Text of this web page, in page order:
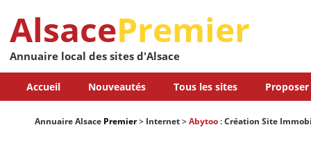
AlsacePremier
Annuaire local des sites d'Alsace
Accueil Nouveautés Tous les sites
Annuaire Alsace Premier> Internet>Abytoo :Création Site